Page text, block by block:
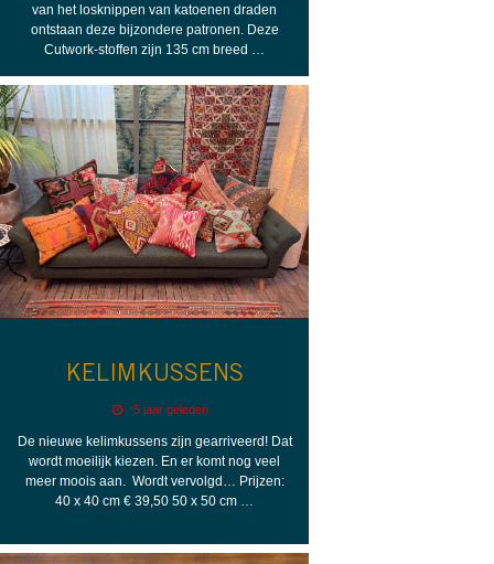
van het losknippen van katoenen draden
ontstaan deze bijzondere patronen. Deze
Cutwork-stoffen zijn 135 cm breed …
KELIMKUSSENS
5 jaar geleden
De nieuwe kelimkussens zijn gearriveerd! Dat
wordt moeilijk kiezen. En er komt nog veel
meer moois aan. Wordt vervolgd… Prijzen:
40 x 40 cm € 39,50 50 x 50 cm …